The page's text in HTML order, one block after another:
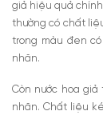
giả hiệu quả
thường có chất
trong màu đen
nhăn.
Còn nước hoa
nhăn. Chất liệu